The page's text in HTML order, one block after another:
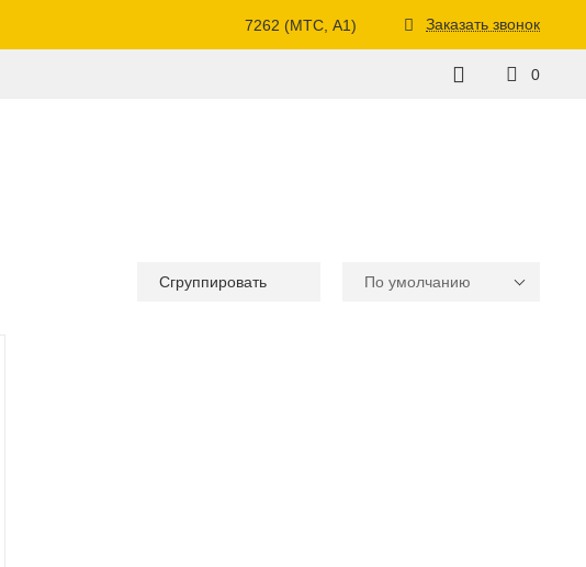
7262 (МТС, A1) Заказать звонок
0
Сгруппировать По умолчанию